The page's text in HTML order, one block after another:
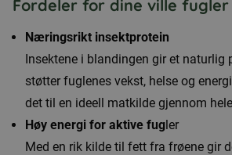
Fordeler for dine ville fugler
Næringsrikt insektprotein
Insektene i blandingen gir et naturlig
støtter fuglenes vekst, helse og
det til en ideell matkilde gjennom
Høy energi for aktive fugler
Med en rik kilde til fett fra frøene gir